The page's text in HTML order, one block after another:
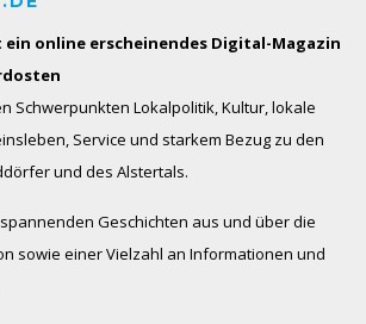
online erscheinendes Digital-Magazin
Schwerpunkten Lokalpolitik, Kultur, lokale
Service und starkem Bezug zu den
und des Alstertals.
Geschichten aus und über die
sowie einer Vielzahl an Informationen und